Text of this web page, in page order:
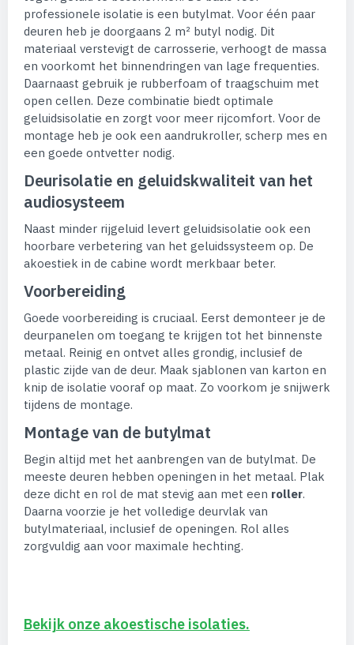
professionele isolatie is een butylmat. Voor één paar
deuren heb je doorgaans 2 m² butyl nodig. Dit
materiaal verstevigt de carrosserie, verhoogt de massa
en voorkomt het binnendringen van lage frequenties.
Daarnaast gebruik je rubberfoam of traagschuim met
open cellen. Deze combinatie biedt optimale
geluidsisolatie en zorgt voor meer rijcomfort. Voor de
montage heb je ook een aandrukroller, scherp mes en
een goede ontvetter nodig.
Deurisolatie en geluidskwaliteit van het
audiosysteem
Naast minder rijgeluid levert geluidsisolatie ook een
hoorbare verbetering van het geluidssysteem op. De
akoestiek in de cabine wordt merkbaar beter.
Voorbereiding
Goede voorbereiding is cruciaal. Eerst demonteer je de
deurpanelen om toegang te krijgen tot het binnenste
metaal. Reinig en ontvet alles grondig, inclusief de
plastic zijde van de deur. Maak sjablonen van karton en
knip de isolatie vooraf op maat. Zo voorkom je snijwerk
tijdens de montage.
Montage van de butylmat
Begin altijd met het aanbrengen van de butylmat. De
meeste deuren hebben openingen in het metaal. Plak
deze dicht en rol de mat stevig aan met een roller.
Daarna voorzie je het volledige deurvlak van
butylmateriaal, inclusief de openingen. Rol alles
zorgvuldig aan voor maximale hechting.
Bekijk onze akoestische isolaties.